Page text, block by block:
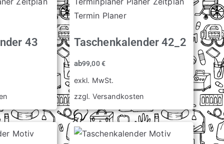
43 Taschenkalender 42_2
ab99,00€
exkl. MwSt.
zzgl. Versandkosten